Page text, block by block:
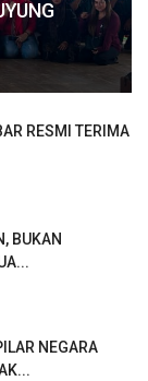
RESMI TERIMA
BUKAN
NEGARA